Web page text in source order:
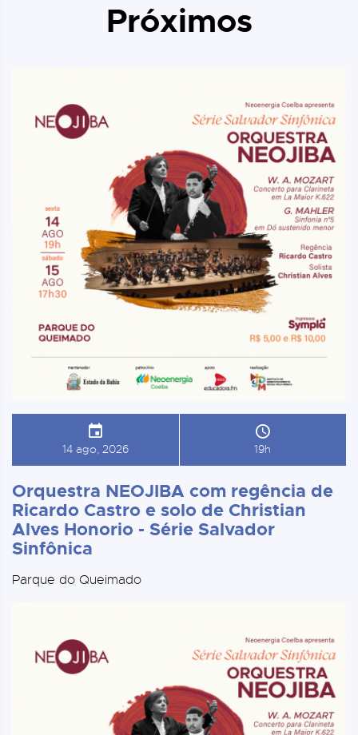
Próximos
14 ago, 2026 19h
Orquestra NEOJIBA com regência de
Ricardo Castro e solo de Christian
Alves Honorio - Série Salvador
Sinfônica
Parque do Queimado